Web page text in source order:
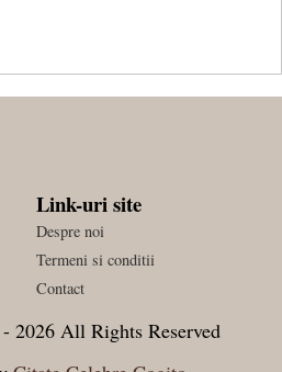
Link-uri site
Despre noi
Termeni si conditii
Contact
2026 All Rights Reserved